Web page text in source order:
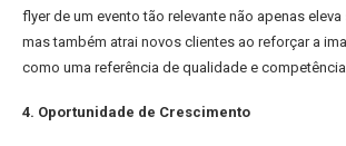
flyer de um evento tão relevante não apenas eleva
mas também atrai novos clientes ao reforçar a
como uma referência de qualidade e
4. Oportunidade de Crescimento